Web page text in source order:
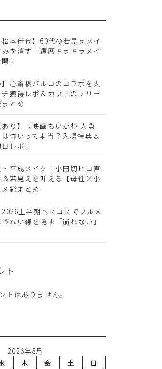
本伊代】60代の若見えメイ
を消す「還暦キラキラメイ
！
】心斎橋パルコのコラボを大
獲得レポ＆カフェのフリー
とめ
あり】『映画ちいかわ 人魚
怖いって本当？入場特典＆
レポ！
・平成メイク！小田切ヒロ直
＆若見えを叶える【母性×小
総まとめ
2026上半期ベスコスでフルメ
れい線を隠す「崩れない」
ト
トはありません。
2026年8月
木 金 土
日